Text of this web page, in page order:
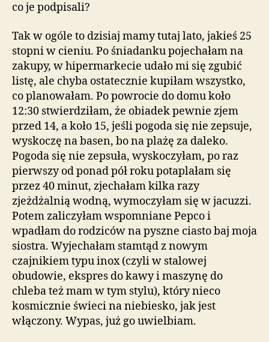
co je podpisali?
Tak w ogóle to dzisiaj mamy tutaj lato, jakieś 25
stopni w cieniu. Po śniadanku pojechałam na
zakupy, w hipermarkecie udało mi się zgubić
listę, ale chyba ostatecznie kupiłam wszystko,
co planowałam. Po powrocie do domu koło
12:30 stwierdziłam, że obiadek pewnie zjem
przed 14, a koło 15, jeśli pogoda się nie zepsuje,
wyskoczę na basen, bo na plażę za daleko.
Pogoda się nie zepsuła, wyskoczyłam, po raz
pierwszy od ponad pół roku potaplałam się
przez 40 minut, zjechałam kilka razy
zjeżdżalnią wodną, wymoczyłam się w jacuzzi.
Potem zaliczyłam wspomniane Pepco i
wpadłam do rodziców na pyszne ciasto baj moja
siostra. Wyjechałam stamtąd z nowym
czajnikiem typu inox (czyli w stalowej
obudowie, ekspres do kawy i maszynę do
chleba też mam w tym stylu), który nieco
kosmicznie świeci na niebiesko, jak jest
włączony. Wypas, już go uwielbiam.